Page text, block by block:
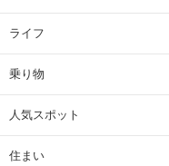
ライフ
乗り物
人気スポット
住まい